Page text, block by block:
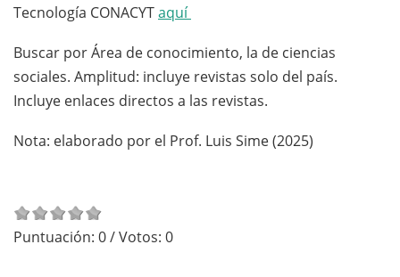
Tecnología CONACYTaquí
Buscar por Área de conocimiento, la de ciencias
sociales. Amplitud: incluye revistas solo del país.
Incluye enlaces directos a las revistas.
Nota: elaborado por el Prof. Luis Sime (2025)
Puntuación: 0/ Votos: 0